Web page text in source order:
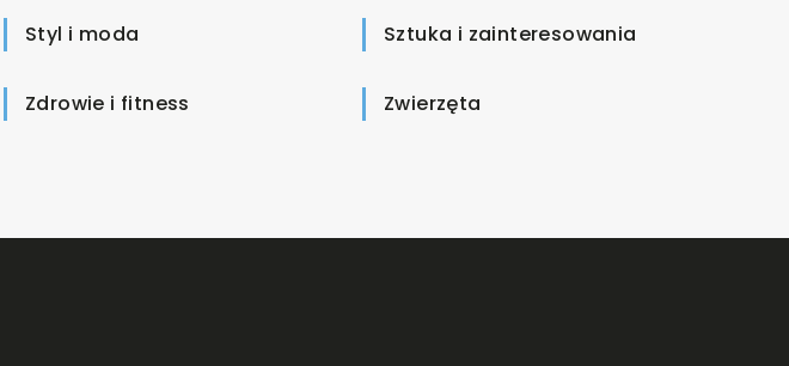
Styl i moda Sztuka i zainteresowania
Zdrowie i fitness Zwierzęta